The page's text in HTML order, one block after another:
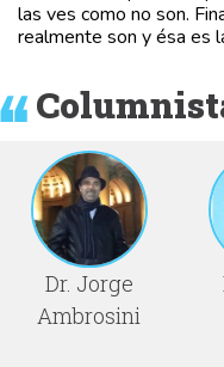
las ves como no son.
realmente son y ésa es
Dr. Jorge
Ambrosini